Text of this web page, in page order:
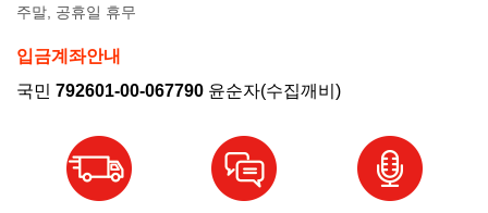
주말, 공휴일 휴무
입금계좌안내
국민 792601-00-067790 윤순자(수집깨비)